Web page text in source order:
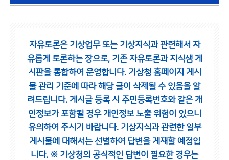
자유토론은 기상업무 또는 기상지식과 관련해서 자
유롭게 토론하는 장으로, 기존 자유토론과 지식샘 게
시판을 통합하여 운영합니다. 기상청 홈페이지 게시
물 관리 기준에 따라 해당 글이 삭제될 수 있음을 알
려드립니다. 게시글 등록 시 주민등록번호와 같은 개
인정보가 포함될 경우 개인정보 노출 위험이 있으니
유의하여 주시기 바랍니다. 기상지식과 관련한 일부
게시물에 대해서는 선별하여 답변을 게재할 예정입
니다. ※ 기상청의 공식적인 답변이 필요한 경우는